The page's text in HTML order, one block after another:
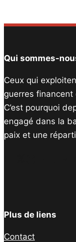
Qui sommes-
Ceux qui
guerres
C’est pourquoi
engagé dans la
paix et une
Plus de liens
Contact